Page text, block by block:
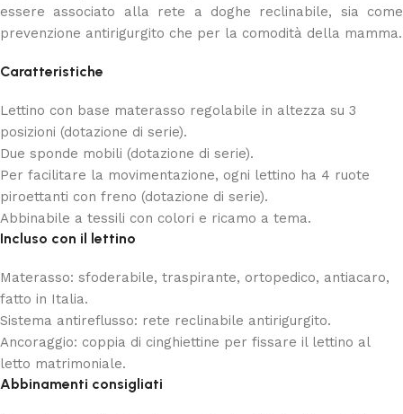
essere associato alla rete a doghe reclinabile, sia come
prevenzione antirigurgito che per la comodità della mamma.
Caratteristiche
Lettino con base materasso regolabile in altezza su 3
posizioni (dotazione di serie).
Due sponde mobili (dotazione di serie).
Per facilitare la movimentazione, ogni lettino ha 4 ruote
piroettanti con freno (dotazione di serie).
Abbinabile a tessili con colori e ricamo a tema.
Incluso con il lettino
Materasso: sfoderabile, traspirante, ortopedico, antiacaro,
fatto in Italia.
Sistema antireflusso: rete reclinabile antirigurgito.
Ancoraggio: coppia di cinghiettine per fissare il lettino al
letto matrimoniale.
Abbinamenti consigliati